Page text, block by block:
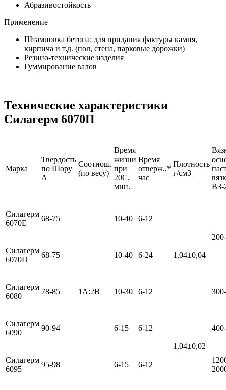
Абразивостойкость
Применение
Штамповка бетона: для придания фактуры камня,
кирпича и т.д. (пол, стена, парковые дорожки)
Резино-технические изделия
Гуммирование валов
Технические характеристики
Силагерм 6070П
Марка
Твердость
по Шору
A
Соотнош.
(по весу)
Время
жизни
при
20С,
мин.
Время
отверж.,*
час
Плотность
г/см3
ВЗ-
Силагерм
6070Е
68-75
1А:2В
10-40 6-12
1,04±0,04
Силагерм
6070П
68-75 10-40 6-24
Силагерм
6080
78-85 10-30 6-12
Силагерм
6090
90-94 6-15 6-12
1,04±0,02
Силагерм
6095
95-98 6-15 6-12